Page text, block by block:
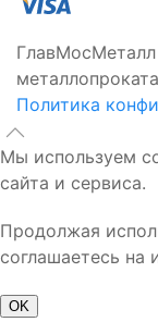
Политика
Мы используем
сайта и сервиса.
Продолжая
соглашаетесь на
OK